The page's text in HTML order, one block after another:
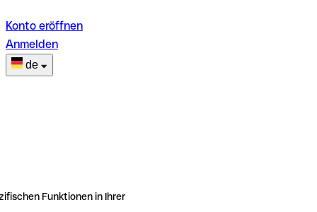
Konto eröffnen
Anmelden
de
Funktionen in Ihrer